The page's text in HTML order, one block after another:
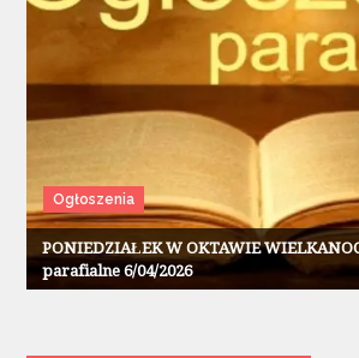
Ogłoszenia
PONIEDZIAŁEK W OKTAWIE
parafialne 6/04/2026